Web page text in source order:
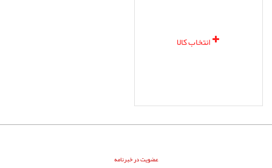
انتخاب کالا
عضویت در خبرنامه